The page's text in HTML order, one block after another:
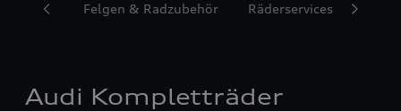
Reifen Felgen & Radzubehör Räderservices
Audi Kompletträder